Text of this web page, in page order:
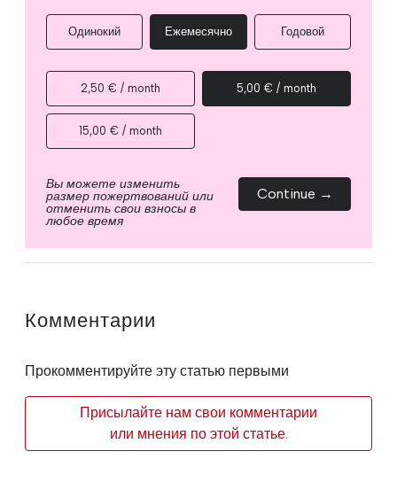
Одинокий Ежемесячно Годовой
2,50 € / month 5,00 € / month
15,00 € / month
Вы можете изменить
размер пожертвований или
отменить свои взносы в
любое время
Continue →
Комментарии
Прокомментируйте эту статью первыми
Присылайте нам свои комментарии
или мнения по этой статье.